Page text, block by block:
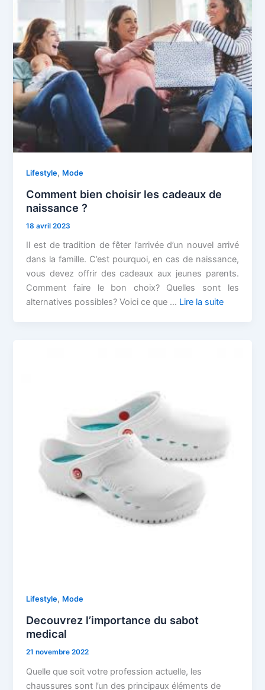
Lifestyle, Mode
Comment bien choisir les cadeaux de
naissance ?
18 avril 2023
Il est de tradition de fêter l’arrivée d’un nouvel arrivé
dans la famille. C’est pourquoi, en cas de naissance,
vous devez offrir des cadeaux aux jeunes parents.
Comment faire le bon choix? Quelles sont les
alternatives possibles? Voici ce que … Lire la suite
Lifestyle, Mode
Decouvrez l’importance du sabot
medical
21 novembre 2022
Quelle que soit votre profession actuelle, les
chaussures sont l’un des principaux éléments de